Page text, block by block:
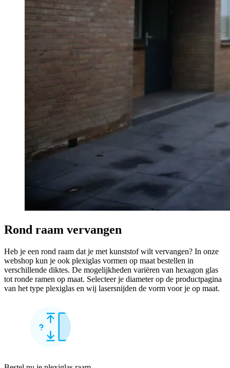
Rond raam vervangen
Heb je een rond raam dat je met kunststof wilt vervangen? In onze
webshop kun je ook plexiglas vormen op maat bestellen in
verschillende diktes. De mogelijkheden variëren van hexagon glas
tot ronde ramen op maat. Selecteer je diameter op de productpagina
van het type plexiglas en wij lasersnijden de vorm voor je op maat.